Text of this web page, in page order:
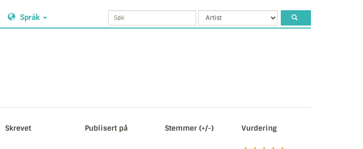
Språk
Skrevet Publisert på Stemmer (+/-) Vurdering